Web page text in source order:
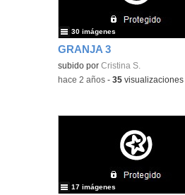
GRANJA 3
Contenido educativo.
subido porCristina S.
30 imágenes
-hace 2 años -35 visualizaciones
17 imágenes